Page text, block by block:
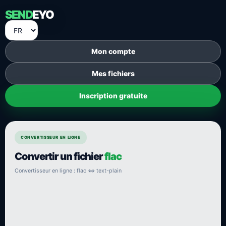
SENDEYO
Mon compte
Mes fichiers
Inscription gratuite
CONVERTISSEUR EN LIGNE
Convertir un fichierflac
Convertisseur en ligne : flac ⇔ text-plain